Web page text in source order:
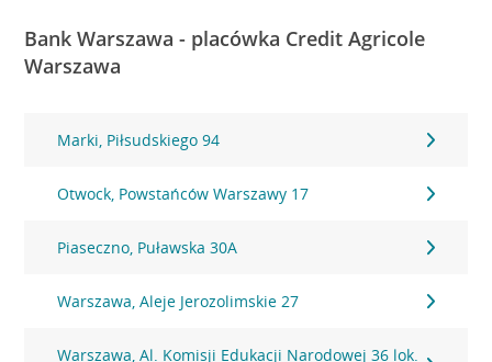
Bank Warszawa - placówka Credit Agricole
Warszawa
Marki, Piłsudskiego 94
Otwock, Powstańców Warszawy 17
Piaseczno, Puławska 30A
Warszawa, Aleje Jerozolimskie 27
Warszawa, Al. Komisji Edukacji Narodowej 36 lok.